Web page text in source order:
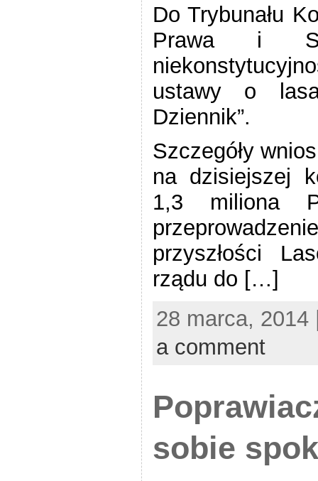
Do Trybunału
Prawa i
ustawy o
Dziennik”.
Szczegóły
na dzisiejszej
1,3 miliona
przyszłości
rządu do […]
28 marca,
a comment
sobie